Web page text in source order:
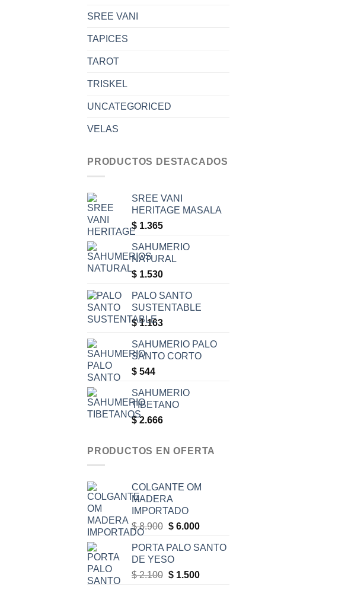
SREE VANI
TAPICES
TAROT
TRISKEL
UNCATEGORICED
VELAS
PRODUCTOS DESTACADOS
SREE VANI
HERITAGE MASALA
$ 1.365
SAHUMERIO
NATURAL
$ 1.530
PALO SANTO
SUSTENTABLE
$1.163
SAHUMERIO PALO
SANTO CORTO
$ 544
SAHUMERIO
TIBETANO
$2.666
PRODUCTOS EN OFERTA
COLGANTE OM
MADERA
IMPORTADO
$8.900 Original
was:
$ 8.900.
$6.000Current
is:
PORTA PALO SANTO
DE YESO
$2.100 Original
$1.500Current